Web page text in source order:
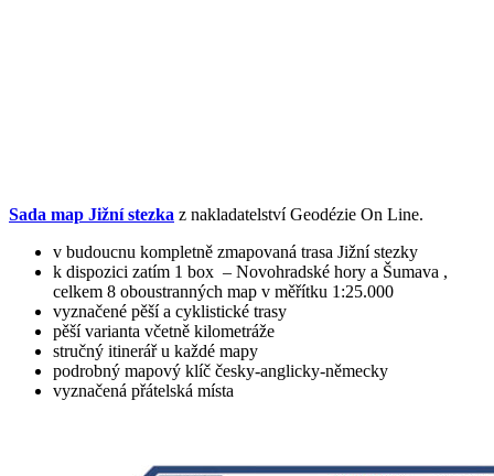
Sada map Jižní stezka z nakladatelství Geodézie On Line.
v budoucnu kompletně zmapovaná trasa Jižní stezky
k dispozici zatím 1 box – Novohradské hory a Šumava ,
celkem 8 oboustranných map v měřítku 1:25.000
vyznačené pěší a cyklistické trasy
pěší varianta včetně kilometráže
stručný itinerář u každé mapy
podrobný mapový klíč česky-anglicky-německy
vyznačená přátelská místa